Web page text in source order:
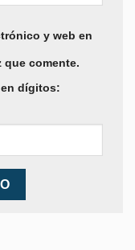
y web en
que comente.
dígitos: